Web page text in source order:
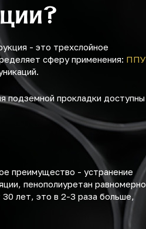
- это трехслойное
сферу применения: ППУ
подземной прокладки доступны
преимущество - устранение
пенополиуретан равномерно
лет, это в 2-3 раза больше,